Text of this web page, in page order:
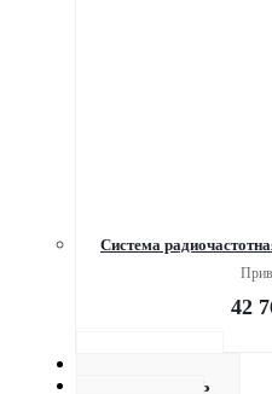
Система
42
Как купить